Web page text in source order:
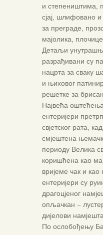
и степеништима,
сјај, шлифовано
за преграде,
мајолика,
Детаљи
разрађивани су
нацрта за сваку
и њиховог
решетке за
Највећа
ентеријери
свјетског рата,
смјештена
периоду Велика
коришћена као
вријеме чак и
ентеријери су
драгоцјеног
опљачкан –
дијелови
По ослобођењу